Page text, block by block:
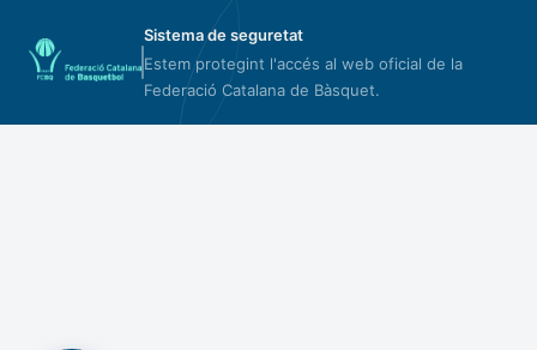
Sistema de seguretat
Estem protegint l'accés al web oficial de la
Federació Catalana de Bàsquet.